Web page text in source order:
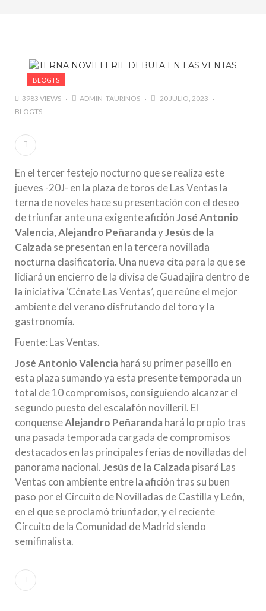
#LA COLOMBIA TAURINA SE VISTE DE LUCES EN
BOGOTA
BLOGTS
3983 VIEWS ADMIN_TAURINOS
20 JULIO, 2023
BLOGTS
En el tercer festejo nocturno que se realiza este
jueves -20J- en la plaza de toros de Las Ventas la
terna de noveles hace su presentación con el deseo
de triunfar ante una exigente aficiónJosé Antonio
Valencia,Alejandro PeñarandayJesús de la
Calzadase presentan en la tercera novillada
nocturna clasificatoria. Una nueva cita para la que se
lidiará un encierro de la divisa de Guadajira dentro de
la iniciativa ‘Cénate Las Ventas’, que reúne el mejor
ambiente del verano disfrutando del toro y la
gastronomía.
Fuente: Las Ventas.
José Antonio Valenciahará su primer paseíllo en
esta plaza sumando ya esta presente temporada un
total de 10 compromisos, consiguiendo alcanzar el
segundo puesto del escalafón novilleril. El
conquenseAlejandro Peñarandahará lo propio tras
una pasada temporada cargada de compromisos
destacados en las principales ferias de novilladas del
panorama nacional.Jesús de la Calzadapisará Las
Ventas con ambiente entre la afición tras su buen
paso por el Circuito de Novilladas de Castilla y León,
en el que se proclamó triunfador, y el reciente
Circuito de la Comunidad de Madrid siendo
semifinalista.